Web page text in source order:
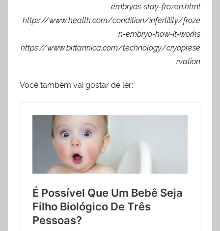
embryos-stay-frozen.html
https://www.health.com/condition/infertility/froze
n-embryo-how-it-works
https://www.britannica.com/technology/cryoprese
rvation
Você também vai gostar de ler: